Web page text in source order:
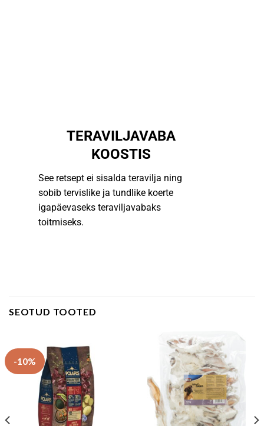
TERAVILJAVABA
KOOSTIS
See retsept ei sisalda teravilja ning
sobib tervislike ja tundlike koerte
igapäevaseks teraviljavabaks
toitmiseks.
SEOTUD TOOTED
-10%